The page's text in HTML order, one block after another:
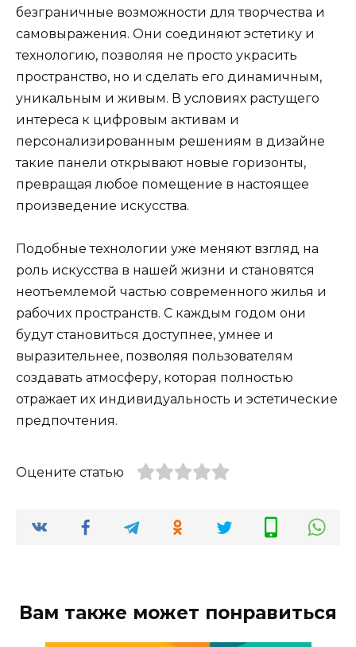
безграничные возможности для творчества и
самовыражения. Они соединяют эстетику и
технологию, позволяя не просто украсить
пространство, но и сделать его динамичным,
уникальным и живым. В условиях растущего
интереса к цифровым активам и
персонализированным решениям в дизайне
такие панели открывают новые горизонты,
превращая любое помещение в настоящее
произведение искусства.
Подобные технологии уже меняют взгляд на
роль искусства в нашей жизни и становятся
неотъемлемой частью современного жилья и
рабочих пространств. С каждым годом они
будут становиться доступнее, умнее и
выразительнее, позволяя пользователям
создавать атмосферу, которая полностью
отражает их индивидуальность и эстетические
предпочтения.
Оцените статью
Вам также может понравиться